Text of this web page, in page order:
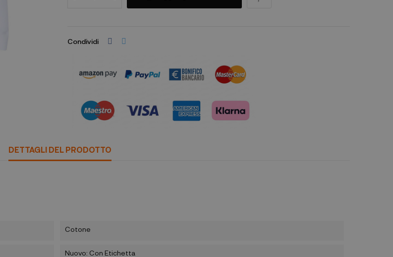
Condividi
DETTAGLI DEL PRODOTTO
Cotone
Nuovo: Con Etichetta